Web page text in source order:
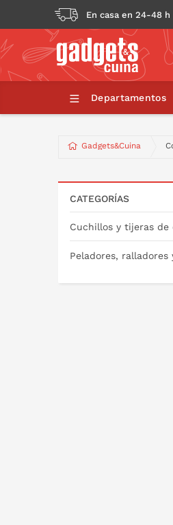
En casa en 24-48 h
Departamentos
Gadgets&Cuina
CATEGORÍAS
Cuchillos y tijeras de
Peladores, ralladores